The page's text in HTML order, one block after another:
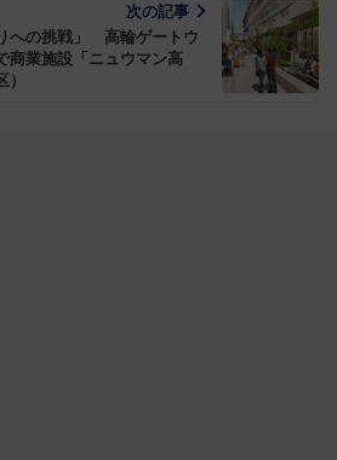
次の記事
への挑戦」 高輪ゲートウ
商業施設「ニュウマン高